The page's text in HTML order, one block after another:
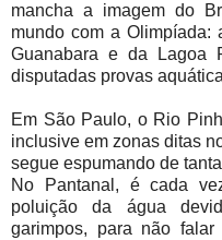
mancha a imagem do
mundo com a Olimpíada:
Guanabara e da Lagoa
disputadas provas
Em São Paulo, o Rio
inclusive em zonas ditas
segue espumando de
No Pantanal, é cada
poluição da água
garimpos, para não falar